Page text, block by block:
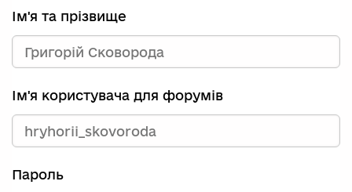
Ім'я та прізвище
Ім'я користувача для форумів
Пароль